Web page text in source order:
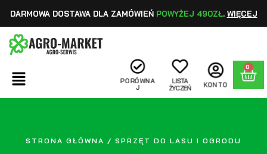
DARMOWA DOSTAWA DLA ZAMÓWIEŃ POWYŻEJ 490ZŁ. WIĘCEJ
PORÓWNA
J
LISTA
ŻYCZEŃ
KONTO
0
STRONA GŁÓWNA / SPRZĘT DO LASU I OGRODU